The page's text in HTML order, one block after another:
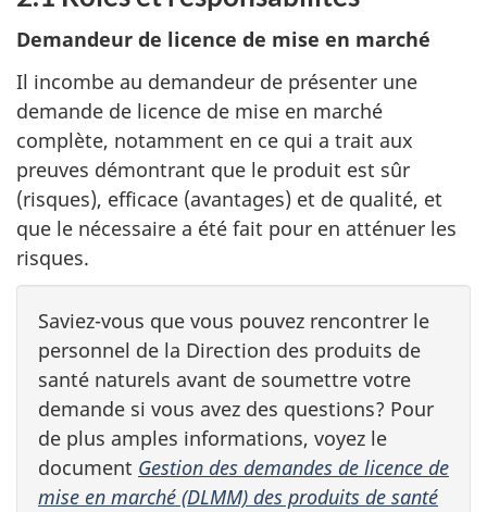
Demandeur de licence de mise en marché
Il incombe au demandeur de présenter une
demande de licence de mise en marché
complète, notamment en ce qui a trait aux
preuves démontrant que le produit est sûr
(risques), efficace (avantages) et de qualité, et
que le nécessaire a été fait pour en atténuer les
risques.
Saviez-vous que vous pouvez rencontrer le
personnel de la Direction des produits de
santé naturels avant de soumettre votre
demande si vous avez des questions? Pour
de plus amples informations, voyez le
document Gestion des demandes de licence de
mise en marché (DLMM) des produits de santé